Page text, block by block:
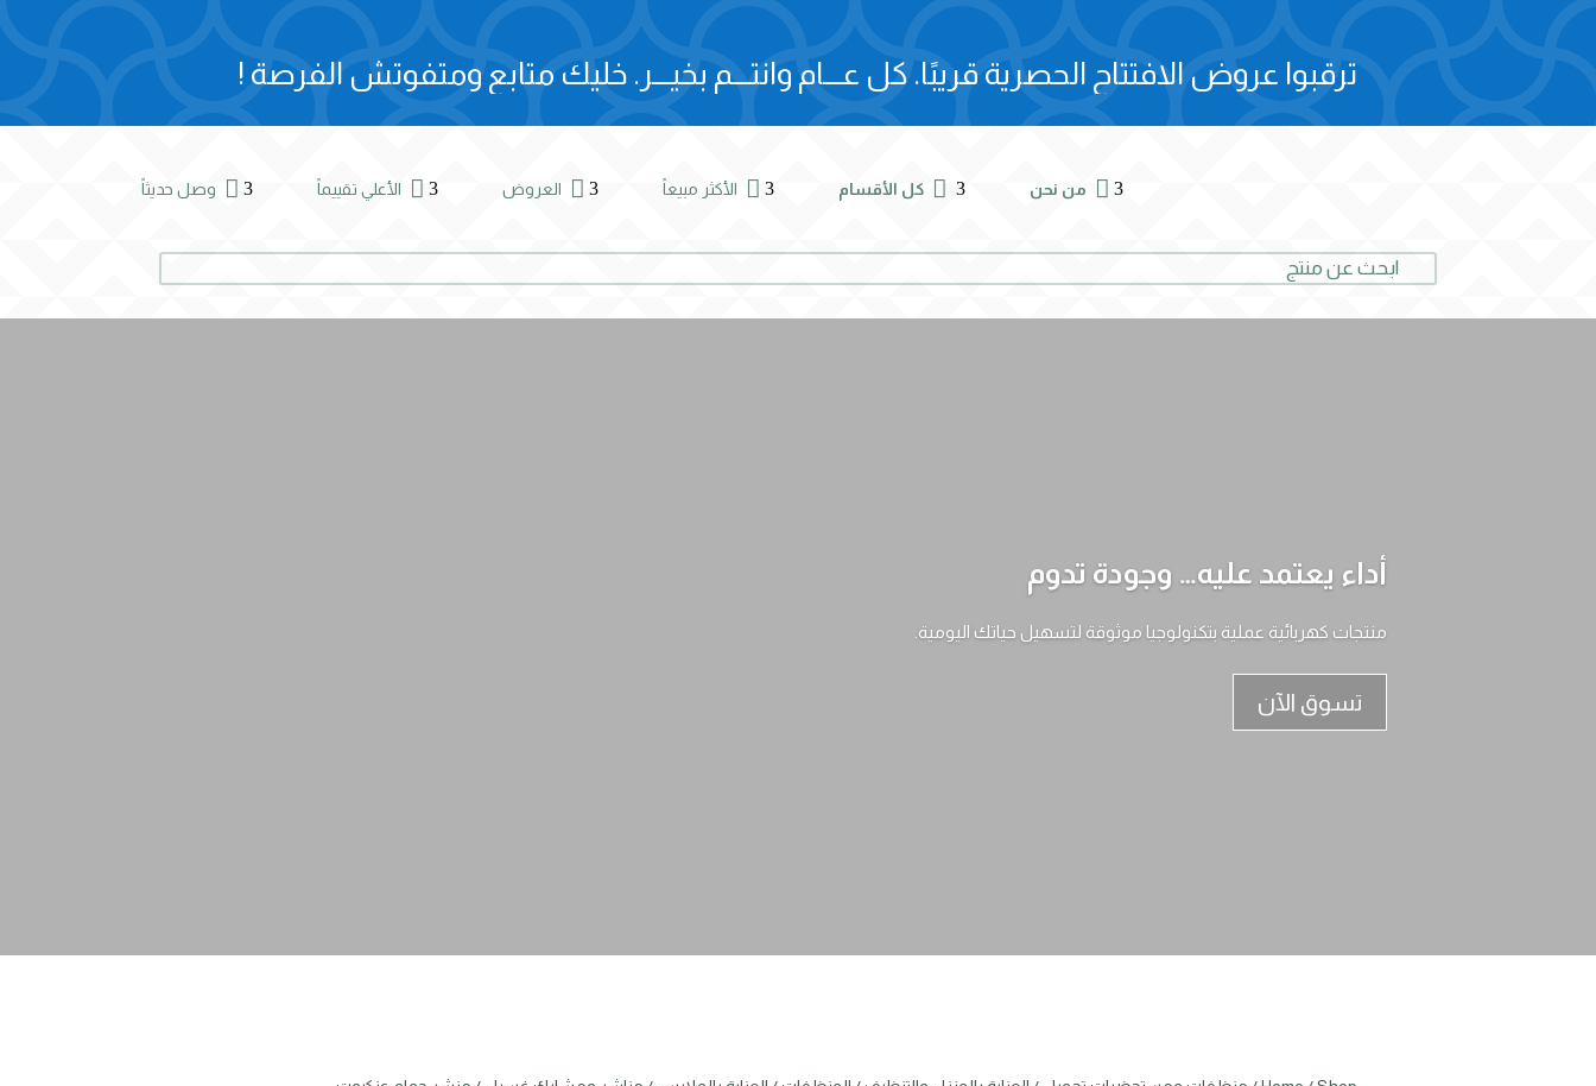
ترقبوا عروض الافتتاح الحصرية قريبًا. كل عـــام وانتـــم بخيـــر. خليك متابع ومتفوتش الفرصة !
3
 من نحن 3
 كل الأقسام 3
 الأكثر مبيعاً 3
 العروض 3
 الأعلي تقييماً 3
 وصل حديثاً
أداء يعتمد عليه… وجودة تدوم
منتجات كهربائية عملية بتكنولوجيا موثوقة لتسهيل حياتك اليومية.
تسوق الآن